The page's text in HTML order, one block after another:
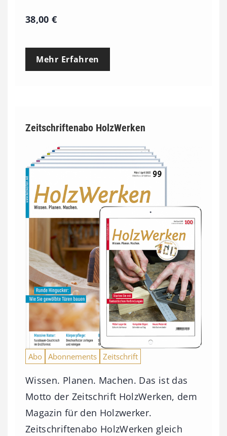
38,00€
Mehr Erfahren
Zeitschriftenabo HolzWerken
Abo Abonnements Zeitschrift
Wissen. Planen. Machen. Das ist das
Motto der Zeitschrift HolzWerken, dem
Magazin für den Holzwerker.
Zeitschriftenabo HolzWerken gleich